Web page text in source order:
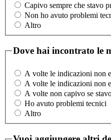
Capivo sempre che stavo
Non ho avuto problemi
Altro
Dove hai incontrato le
A volte le indicazioni non
A volte le indicazioni non
A volte non capivo se
Ho avuto problemi tecnici
Altro